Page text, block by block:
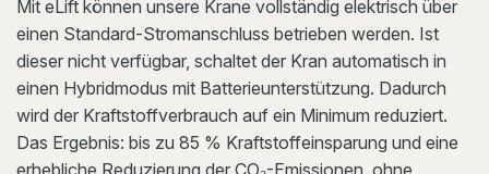
Mit eLift können unsere Krane vollständig elektrisch über
einen Standard-Stromanschluss betrieben werden. Ist
dieser nicht verfügbar, schaltet der Kran automatisch in
einen Hybridmodus mit Batterieunterstützung. Dadurch
wird der Kraftstoffverbrauch auf ein Minimum reduziert.
Das Ergebnis: bis zu 85 % Kraftstoffeinsparung und eine